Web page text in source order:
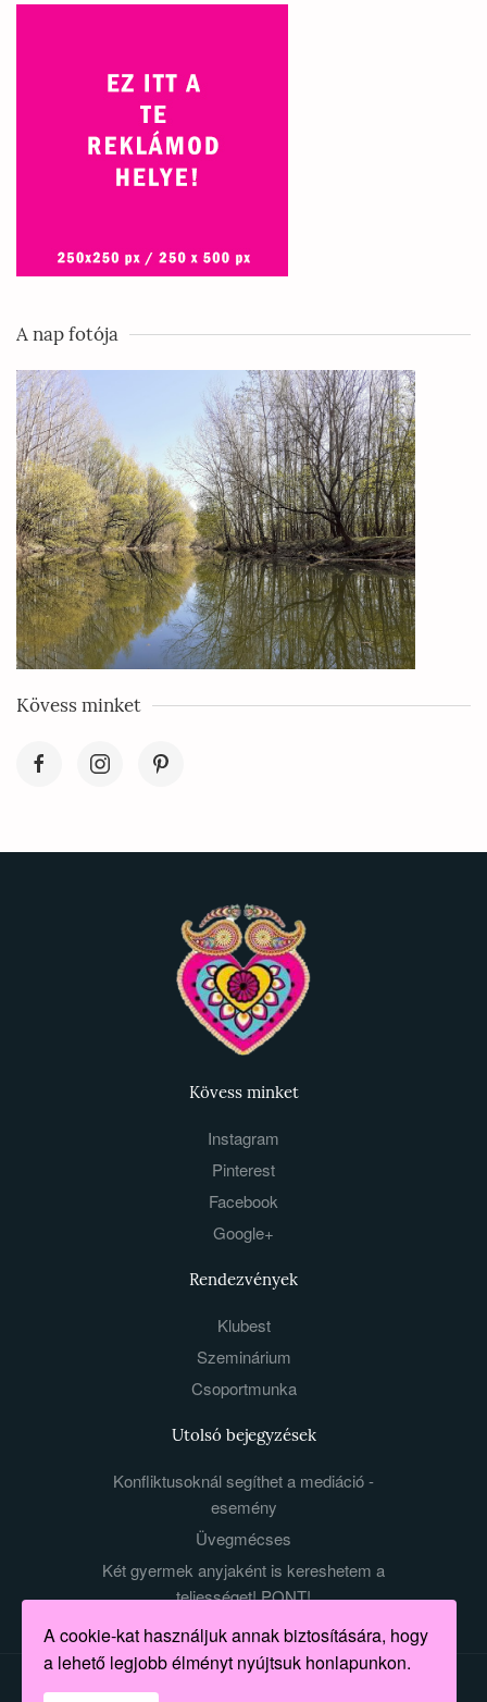
A nap fotója
Kövess minket
Kövess minket
Instagram
Pinterest
Facebook
Google+
Rendezvények
Klubest
Szeminárium
Csoportmunka
Utolsó bejegyzések
Konfliktusoknál segíthet a mediáció -
esemény
Üvegmécses
Két gyermek anyjaként is kereshetem a
teljességet! PONT!
A cookie-kat használjuk annak biztosítására, hogy
a lehető legjobb élményt nyújtsuk honlapunkon.